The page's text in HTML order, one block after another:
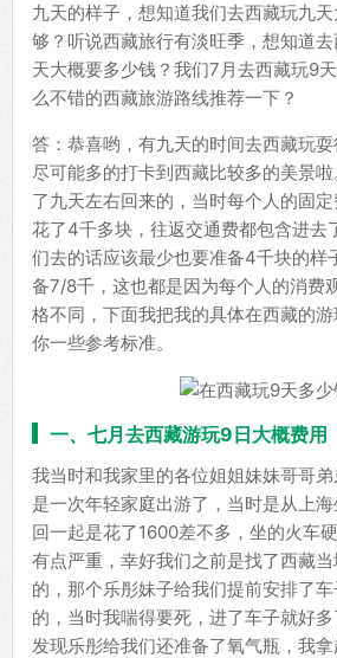
九天的样子，想知道我们去西藏玩九
够？听说西藏旅行有淡旺季，想知道
天大概要多少钱？我们7月去西藏玩9
么不错的西藏旅游路线推荐一下？
答：恭喜哟，有九天的时间去西藏玩
尽可能多的打卡到西藏比较多的美景
了九天左右回来的，当时每个人的固
花了4千多块，往返交通费都包含进去
们去的话应该最少也要准备4千块的样
备7/8千，这也都是因为每个人的消费
格不同，下面我把我的具体在西藏的
你一些参考标准。
一、七月去西藏游玩9日大概费用
我当时和我家里的各位姐姐妹妹哥哥
是一次年轻家庭出游了，当时是从上
回一起是花了1600差不多，坐的火车
有点严重，幸好我们之前是找了西藏
的，那个乐彤妹子给我们提前安排了
的，当时我喘得要死，进了车子就好
发现乐彤给我们还准备了氧气瓶，我